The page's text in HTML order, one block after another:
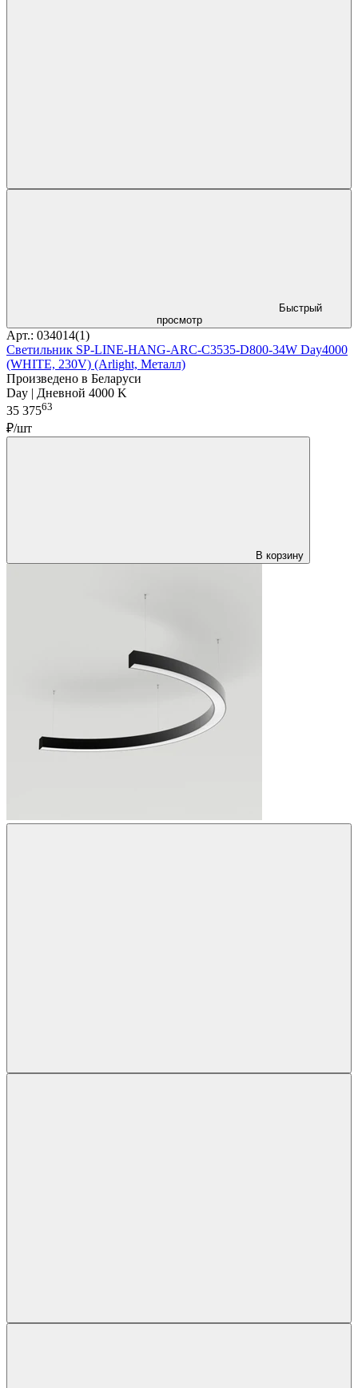
Быстрый
просмотр
Арт.: 034014(1)
Светильник SP-LINE-HANG-ARC-C3535-D800-34W Day4000
(WHITE, 230V) (Arlight, Металл)
Произведено в Беларуси
Day | Дневной 4000 K
35 37563
₽/шт
В корзину